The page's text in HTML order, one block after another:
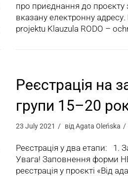
про приєднання до
вказану електронну
projektu Klauzula RODO –
Реєстрація на
групи 15–20
23 July 2021 відAgata Oleńska
Реєстрація у два етапи: 1.
Увага! Заповнення форми НЕ
реєстрація у проєкті «Від